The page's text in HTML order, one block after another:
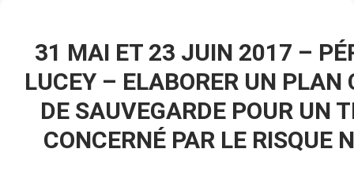
GUIDES PRATIQUES
CONTACT
31 MAI ET 23 JUIN 2017 –
LUCEY – ELABORER UN
DE SAUVEGARDE POUR UN
CONCERNÉ PAR LE RISQUE